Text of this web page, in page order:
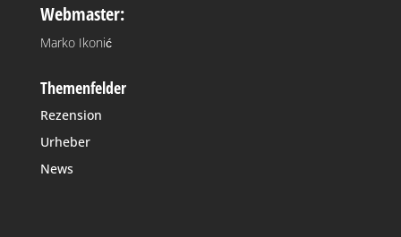
Webmaster:
Marko Ikonić
Themenfelder
Rezension
Urheber
News